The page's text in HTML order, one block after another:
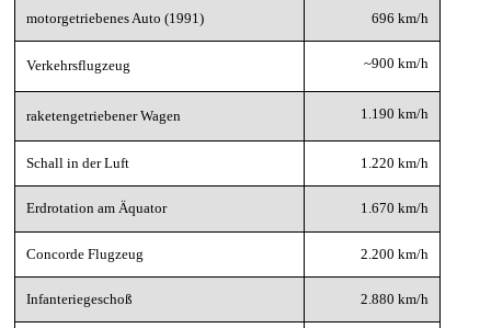
motorgetriebenes Auto (1991) 696 km/h
Verkehrsflugzeug ~900 km/h
raketengetriebener Wagen 1.190 km/h
Schall in der Luft 1.220 km/h
Erdrotation am Äquator 1.670 km/h
Concorde Flugzeug 2.200 km/h
Infanteriegeschoß 2.880 km/h